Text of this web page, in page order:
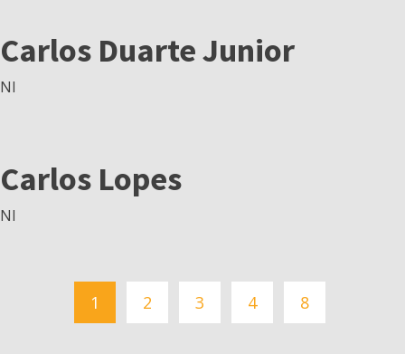
Carlos Duarte Junior
NI
Carlos Lopes
NI
1 2 3 4 8